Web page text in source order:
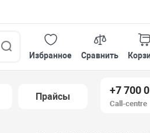
Избранное
Сравнить
Прайсы
+7 700
Call-centre